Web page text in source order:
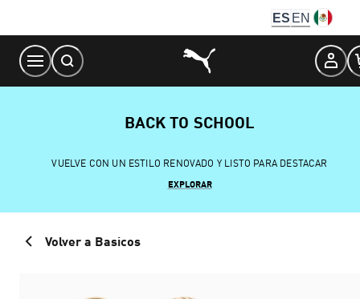
Content
ES EN
BACK TO SCHOOL
VUELVE CON UN ESTILO RENOVADO Y LISTO PARA DESTACAR
EXPLORAR
Volver a Basicos